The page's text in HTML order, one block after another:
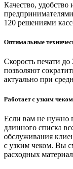
Качество,
120 решениями
Оптимальные
Скорость печати
позволяют
актуально при
Работает с узким чеком
Если вам не нужно
длинного списка
обслуживания
с узким чеком. Вы
расходных